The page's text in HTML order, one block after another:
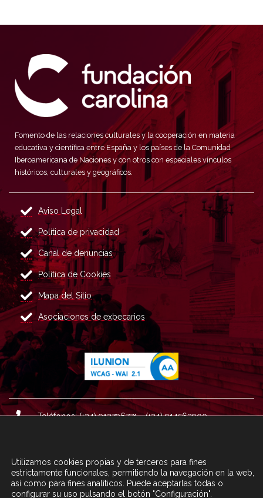
Fomento de las relaciones culturales y la cooperación en materia
educativa y científica entre España y los países de la Comunidad
Iberoamericana de Naciones y con otros con especiales vínculos
históricos, culturales y geográficos.
Aviso Legal
Política de privacidad
Canal de denuncias
Política de Cookies
Mapa del Sitio
Asociaciones de exbecarios
Teléfonos: (+34) 913796771 - (+34) 914562900
Correo : informacion@fundacioncarolina.es
Utilizamos cookies propias y de terceros para fines
estrictamente funcionales, permitiendo la navegación en la web,
así como para fines analíticos. Puede aceptarlas todas o
configurar su uso pulsando el botón "Configuración".